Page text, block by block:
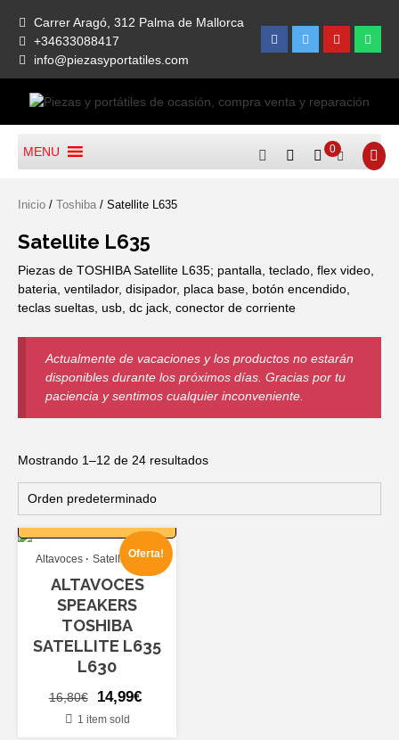
content
Carrer Aragó, 312 Palma de Mallorca
+34633088417
info@piezasyportatiles.com
Facebook
TwitterYoutube
Piezas Y Portátiles De
Ocasión, Compra Venta Y
Reparación
Teclados, Baterías, Carcasas, Placas, Gráficas, Procesadores,
MENU 0
Inicio / Toshiba / Satellite L635
Satellite L635
Piezas de TOSHIBA Satellite L635; pantalla, teclado, flex video,
bateria, ventilador, disipador, placa base, botón encendido,
teclas sueltas, usb, dc jack, conector de corriente
Actualmente de vacaciones y los productos no estarán
disponibles durante los próximos días. Gracias por tu
paciencia y sentimos cualquier inconveniente.
Mostrando 1–12 de 24 resultados
AÑADIR AL
Oferta!
Altavoces Satellite L635
ALTAVOCES
SPEAKERS
TOSHIBA
SATELLITE L635
L630
16,80€
El
precio
14,99€
1 item sold